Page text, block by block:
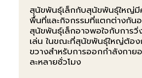
สุนัขพันธุ์เล็กกับสุนัขพันธุ์ใหญ่มี
พื้นที่และกิจกรรมที่แตกต่างกัน
สุนัขพันธุ์เล็กอาจพอใจกับการวิ่
เล่น ในขณะที่สุนัขพันธุ์ใหญ่ต้อ
ขวางสำหรับการออกกำลังกาย
ละหลายชั่วโมง